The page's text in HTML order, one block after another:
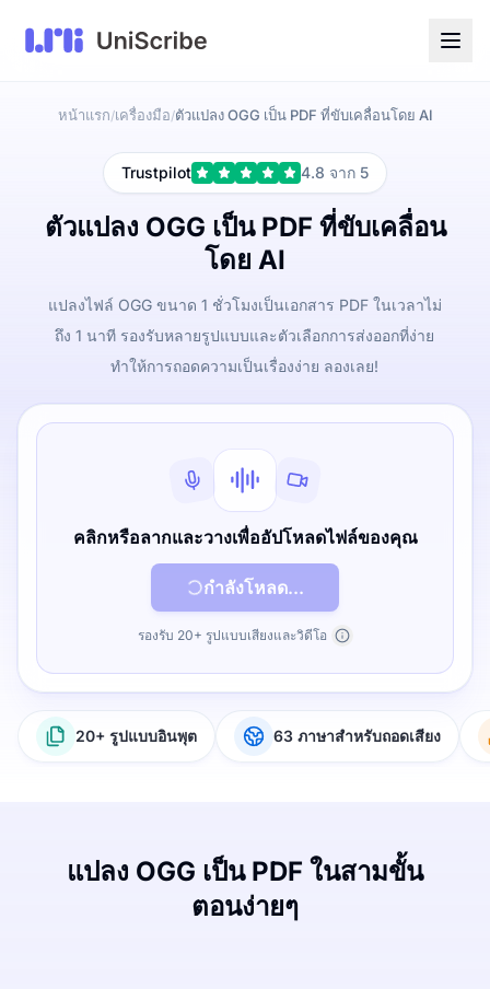
หน้าแรก/เครื่องมือ/ตัวแปลง OGG เป็น PDF ที่ขับเคลื่อนโดย AI
Trustpilot 4.8 จาก 5
ตัวแปลง OGG เป็น PDF ที่ขับเคลื่อน
โดย AI
แปลงไฟล์ OGG ขนาด 1 ชั่วโมงเป็นเอกสาร PDF ในเวลาไม่
ถึง 1 นาที รองรับหลายรูปแบบและตัวเลือกการส่งออกที่ง่าย
ทำให้การถอดความเป็นเรื่องง่าย ลองเลย!
คลิกหรือลากและวางเพื่ออัปโหลดไฟล์ของคุณ
กำลังโหลด...
รองรับ 20+ รูปแบบเสียงและวิดีโอ
20+ รูปแบบอินพุต 63 ภาษาสำหรับถอดเสียง
แปลง OGG เป็น PDF ในสามขั้น
ตอนง่ายๆ